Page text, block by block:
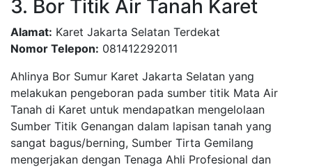
3. Bor Titik Air Tanah Karet
Alamat: Karet Jakarta Selatan Terdekat
Nomor Telepon: 081412292011
Ahlinya Bor Sumur Karet Jakarta Selatan yang
melakukan pengeboran pada sumber titik Mata Air
Tanah di Karet untuk mendapatkan mengelolaan
Sumber Titik Genangan dalam lapisan tanah yang
sangat bagus/berning, Sumber Tirta Gemilang
mengerjakan dengan Tenaga Ahli Profesional dan